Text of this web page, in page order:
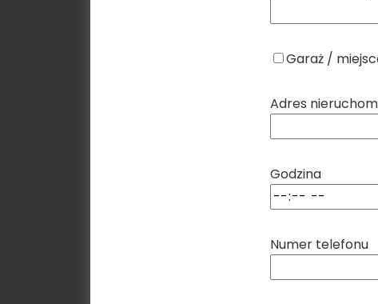
Garaż /
Adres
Godzina
Numer telefonu